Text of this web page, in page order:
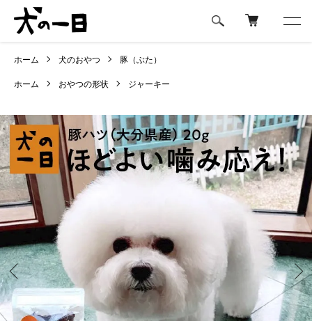
ホーム 犬のおやつ 豚（ぶた）
ホーム おやつの形状 ジャーキー